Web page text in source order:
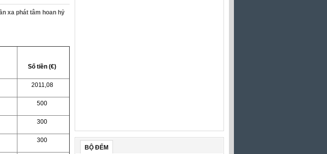
xa phát tâm hoan hỷ
Số tiền (€)
2011,08
500
300
300
BỘ ĐẾM